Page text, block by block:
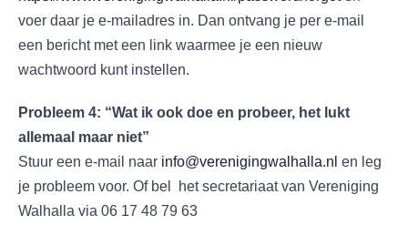
voer daar je e-mailadres in. Dan ontvang je per e-mail
een bericht met een link waarmee je een nieuw
wachtwoord kunt instellen.
Probleem 4: “Wat ik ook doe en probeer, het lukt
allemaal maar niet”
Stuur een e-mail naar info@verenigingwalhalla.nl en leg
je probleem voor. Of bel het secretariaat van Vereniging
Walhalla via 06 17 48 79 63